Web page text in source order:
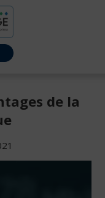
de la